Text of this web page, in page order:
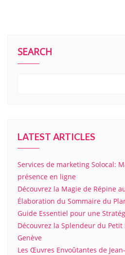
SEARCH
LATEST ARTICLES
Services de marketing Solocal:
présence en ligne
Découvrez la Magie de Répine
Élaboration du Sommaire du
Guide Essentiel pour une
Découvrez la Splendeur du Petit
Genève
Les Œuvres Envoûtantes de